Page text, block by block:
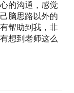
；
的沟通，感觉
脑思路以外的
帮助到我，非
想到老师这么